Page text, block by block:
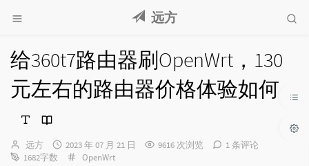
远方
给360t7路由器刷OpenWrt，130
元左右的路由器价格体验如何
博
主：
远方
发
布
2023 年 07 月 21 日 9616 次浏览
1 条评论
1682字数
分
OpenWrt